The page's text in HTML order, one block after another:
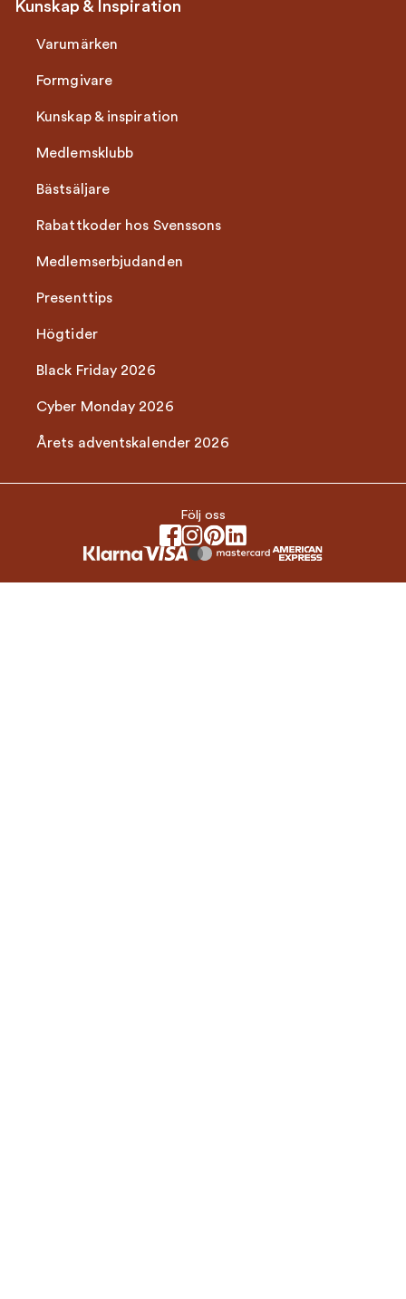
Kunskap & Inspiration
Varumärken
Formgivare
Kunskap & inspiration
Medlemsklubb
Bästsäljare
Rabattkoder hos Svenssons
Medlemserbjudanden
Presenttips
Högtider
Black Friday 2026
Cyber Monday 2026
Årets adventskalender 2026
Följ oss